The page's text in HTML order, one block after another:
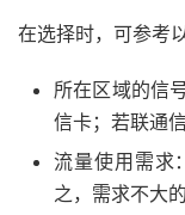
在选择时，可参考
所在区域的信
信卡；若联通
流量使用需求
之，需求不大